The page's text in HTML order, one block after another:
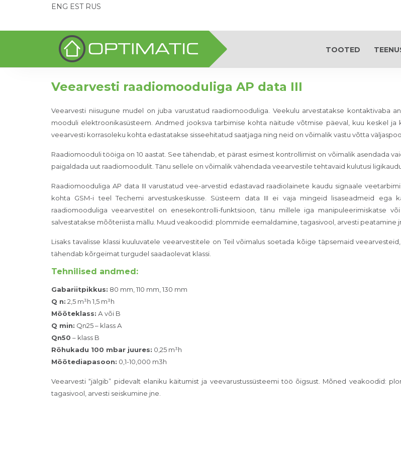
ENG EST RUS
TOOTED
Veearvesti raadiomooduliga AP data III
Veearvesti niisugune mudel on juba varustatud raadiomooduliga. Veekulu arvestatakse kontaktivaba
mooduli elektroonikasüsteem. Andmed jooksva tarbimise kohta näitude võtmise päeval, kuu keskel ja
veearvesti korrasoleku kohta edastatakse sisseehitatud saatjaga ning neid on võimalik vastu võtta
Raadiomooduli tööiga on 10 aastat. See tähendab, et pärast esimest kontrollimist on võimalik asendada
paigaldada uut raadiomoodulit. Tänu sellele on võimalik vähendada veearvestile tehtavaid kulutusi ligikaudu
Raadiomooduliga AP data III varustatud vee-arvestid edastavad raadiolainete kaudu signaale
kohta GSM-i teel Techemi arvestuskeskusse. Süsteem data III ei vaja mingeid lisaseadmeid ega
raadiomooduliga veearvestitel on enesekontrolli-funktsioon, tänu millele iga manipuleerimiskatse
salvestatakse mõõteriista mällu. Muud veakoodid: plommide eemaldamine, tagasivool, arvesti peatamine
Lisaks tavalisse klassi kuuluvatele veearvestitele on Teil võimalus soetada kõige täpsemaid
tähendab kõrgeimat turgudel saadaolevat klassi.
Tehnilised andmed:
Gabariitpikkus: 80 mm, 110 mm, 130 mm
Q n: 2,5 m³h 1,5 m³h
Мõõteklass: А või B
Q min: Qn25 – klass А
Qn50 – klass B
Rõhukadu 100 mbar juures: 0,25 m³h
Mõõtediapasoon: 0,1-10,000 m3h
Veearvesti “jälgib” pidevalt elaniku käitumist ja veevarustussüsteemi töö õigsust. Mõned veakoodid:
tagasivool, arvesti seiskumine jne.